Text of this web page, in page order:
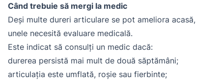
Când trebuie să mergi la medic
Deși multe dureri articulare se pot ameliora acasă,
unele necesită evaluare medicală.
Este indicat să consulți un medic dacă:
durerea persistă mai mult de două săptămâni;
articulația este umflată, roșie sau fierbinte;